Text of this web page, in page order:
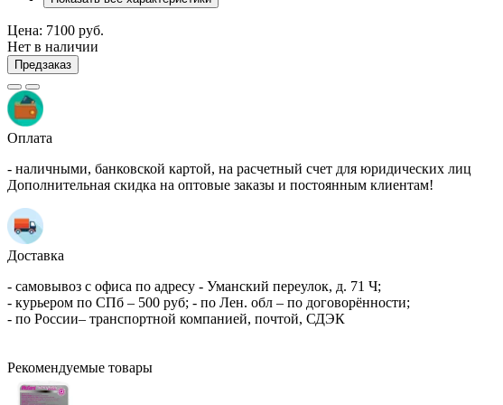
Цена: 7100 руб.
Нет в наличии
Предзаказ
Оплата
- наличными, банковской картой, на расчетный счет для юридических лиц
Дополнительная скидка на оптовые заказы и постоянным клиентам!
Доставка
- самовывоз с офиса по адресу - Уманский переулок, д. 71 Ч;
- курьером по СПб – 500 руб; - по Лен. обл – по договорённости;
- по России– транспортной компанией, почтой, СДЭК
Рекомендуемые товары